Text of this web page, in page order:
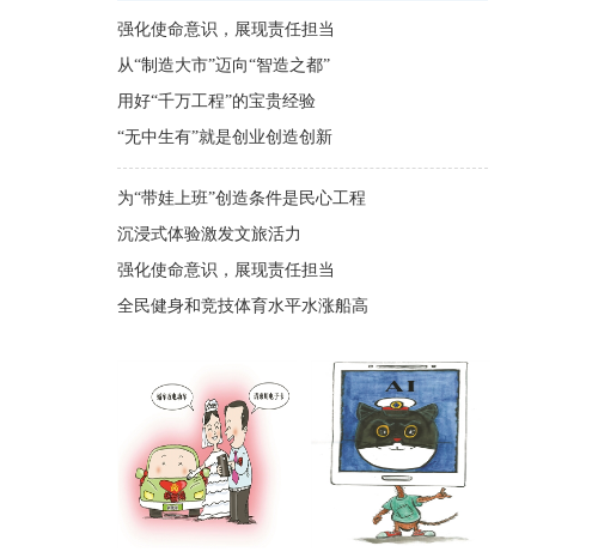
强化使命意识，展现责任担当
从“制造大市”迈向“智造之都”
用好“千万工程”的宝贵经验
“无中生有”就是创业创造创新
为“带娃上班”创造条件是民心工程
沉浸式体验激发文旅活力
强化使命意识，展现责任担当
全民健身和竞技体育水平水涨船高